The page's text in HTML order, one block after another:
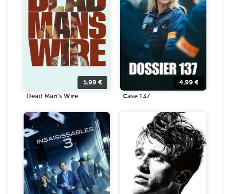
5.99 €
Dead Man's Wire
4.99 €
Case 137